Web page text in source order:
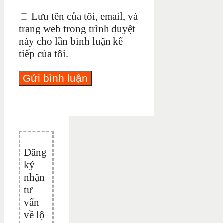
Lưu tên của tôi, email, và
trang web trong trình duyệt
này cho lần bình luận kế
tiếp của tôi.
Đăng
ký
nhận
tư
vấn
về lộ